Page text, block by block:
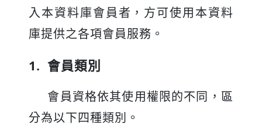
入本資料庫會員者，方可使用本資料
庫提供之各項會員服務。
1. 會員類別
會員資格依其使用權限的不同，區
分為以下四種類別。